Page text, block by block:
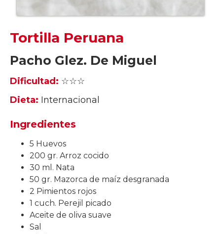
Tortilla Peruana
Pacho Glez. De Miguel
Dificultad: ☆☆☆
Dieta: Internacional
Ingredientes
5 Huevos
200 gr. Arroz cocido
30 ml. Nata
50 gr. Mazorca de maíz desgranada
2 Pimientos rojos
1 cuch. Perejil picado
Aceite de oliva suave
Sal